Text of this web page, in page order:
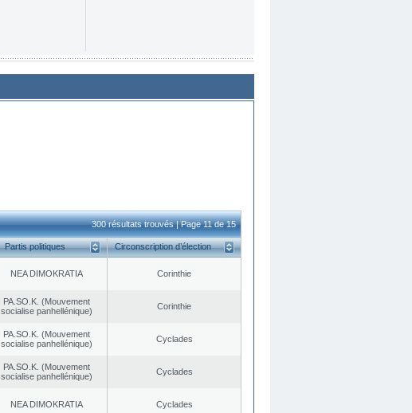
300 résultats trouvés | Page 11 de 15
Partis politiques Circonscription d’élection
NEA DΙMOKRATIA Corinthie
PA.SO.K. (Mouvement
socialise panhellénique)
Corinthie
PA.SO.K. (Mouvement
socialise panhellénique)
Cyclades
PA.SO.K. (Mouvement
socialise panhellénique)
Cyclades
NEA DΙMOKRATIA Cyclades